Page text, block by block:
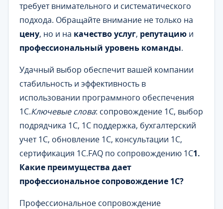
требует внимательного и систематического
подхода. Обращайте внимание не только на
цену, но и на качество услуг, репутацию и
профессиональный уровень команды.
Удачный выбор обеспечит вашей компании
стабильность и эффективность в
использовании программного обеспечения
1С.Ключевые слова: сопровождение 1С, выбор
подрядчика 1С, 1С поддержка, бухгалтерский
учет 1С, обновление 1С, консультации 1С,
сертификация 1С.FAQ по сопровождению 1С1.
Какие преимущества дает
профессиональное сопровождение 1С?
Профессиональное сопровождение